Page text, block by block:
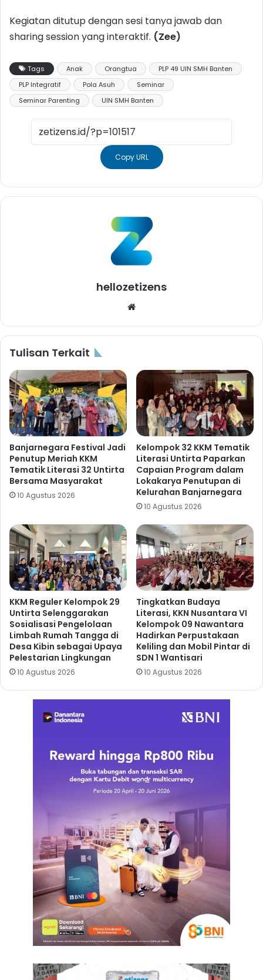
Kegiatan ditutup dengan sesi tanya jawab dan
sharing session yang interaktif. (Zee)
Tags Anak Orangtua
PLP 49 UIN SMH Banten
PLP Integratif
Pola Asuh
Seminar
Seminar Parenting
UIN SMH Banten
Copy URL
hellozetizens
Tulisan Terkait
Banjarnegara Festival Jadi
Penutup Meriah KKM
Tematik Literasi 32 Untirta
Bersama Masyarakat
10 Agustus 2026
Kelompok 32 KKM Tematik
Literasi Untirta Paparkan
Capaian Program dalam
Lokakarya Penutupan di
Kelurahan Banjarnegara
10 Agustus 2026
KKM Reguler Kelompok 29
Untirta Selenggarakan
Sosialisasi Pengelolaan
Limbah Rumah Tangga di
Desa Kibin sebagai Upaya
Pelestarian Lingkungan
10 Agustus 2026
Tingkatkan Budaya
Literasi, KKN Nusantara VI
Kelompok 09 Nawantara
Hadirkan Perpustakaan
Keliling dan Mobil Pintar di
SDN 1 Wantisari
10 Agustus 2026